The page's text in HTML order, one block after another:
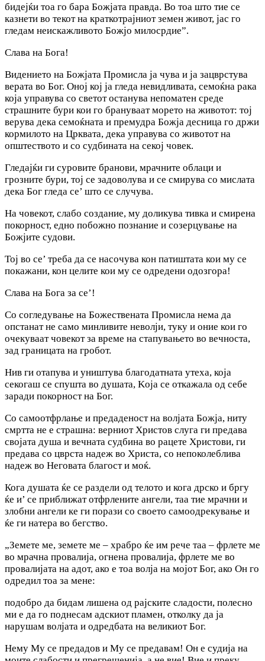
бидејќи тоа го бара Божјата правда. Во тоа што тие се
казнети во текот на краткотрајниот земен живот, jac го
гледам неискажливото Божјо милосрдие”.
Слава на Бога!
Видението на Божјата Промисла ја чува и ја зацврстува
верата во Бог. Оној кој ја гледа невидливата, семоќна рака
која управува со светот останува непоматен среде
страшните бури кои го брануваат морето на животот: тој
верува дека семоќната и премудpa Божја десница го држи
кормилото на Црквата, дека управува со животот на
општеството и со судбината на секој човек.
Гледајќи ги суровите бранови, мрачните облаци и
грозните бури, тој се задоволува и се смирува со мислата
дека Бог гледа се’ што се случува.
На човекот, слабо создание, му доликува тивка и смирена
покорност, едно побожно познание и созерцување на
Божјите судови.
Тој во се’ треба да се насочува кон патиштата кои му се
покажани, кон целите кои му се одредени одозгора!
Слава на Бога за се’!
Co согледување на Божествената Промисла нема да
опстанат не само минливите неволји, туку и оние кои го
очекуваат човекот за време на стапувањето во вечноста,
зад границата на гробот.
Нив ги отапува и уништува благодатната утеха, која
секогаш се спушта во душата, Koja се откажала од себе
заради покорност на Бог.
Со самоотфрлање и предаденост на волјата Божја, ниту
смртта не е страшна: верниот Христов слуга ги предава
својата душа и вечната судбина во рацете Христови, ги
предава со цврста надеж во Христа, со непоколеблива
надеж во Неговата благост и моќ.
Кога душата ќе се раздели од телото и кога дрско и бргу
ќе и’ се приближат отфрлените ангели, таа тие мрачни и
злобни ангели ке ги порази со своето самоодрекување и
ќе ги натера во бегство.
„Земете ме, земете ме – храбро ќе им рече таа – фрлете ме
во мрачна провалија, огнена провалија, фрлете ме во
провалијата на адот, ако е тоа волја на мојот Бог, ако Он го
одредил тоа за мене:
подобро да бидам лишена од рајските сладости, полесно
ми е да го поднесам адскиот пламен, отколку да jа
нарушам волјата и одредбата на великиот Бог.
Нему My се предадов и Му се предавам! Он е судија на